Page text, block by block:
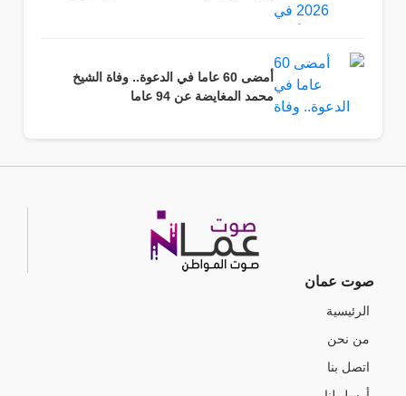
أمضى 60 عاما في الدعوة.. وفاة الشيخ
محمد المغايضة عن 94 عاما
صوت عمان
الرئيسية
من نحن
اتصل بنا